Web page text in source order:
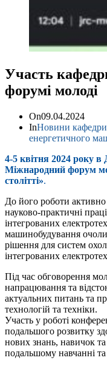
Участь
форумі молоді
On09.04.2024
InНовини кафедри
енергетичного
4-5 квітня 2024 року
Міжнародний форум
столітті».
До його роботи активно
науково-практичні
інтегрованих
машинобудування
рішення для систем
інтегрованих
Під час обговорення
напрацювання та
актуальних питань та
технологій та техніки.
Участь у роботі
подальшого розвитку
нових знань, навичок
подальшому навчанні та